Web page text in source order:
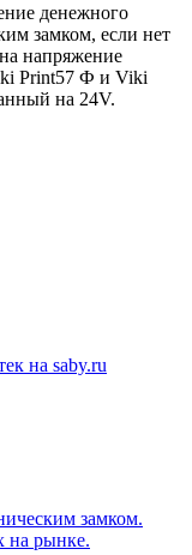
денежного
замком, если нет
напряжение
Print57 Ф и Viki
на 24V.
замком.
на рынке.